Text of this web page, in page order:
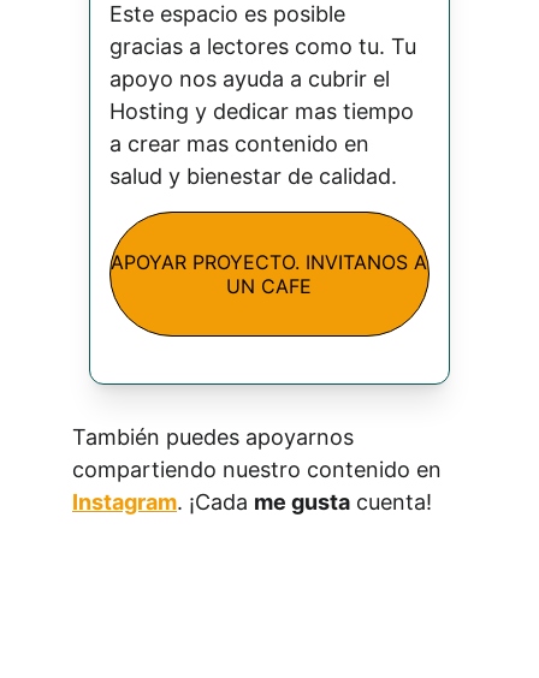
Este espacio es posible
gracias a lectores como tu. Tu
apoyo nos ayuda a cubrir el
Hosting y dedicar mas tiempo
a crear mas contenido en
salud y bienestar de calidad.
También puedes apoyarnos
compartiendo nuestro contenido en
Instagram. ¡Cada me gusta cuenta!
APOYAR PROYECTO. INVITANOS A
UN CAFE